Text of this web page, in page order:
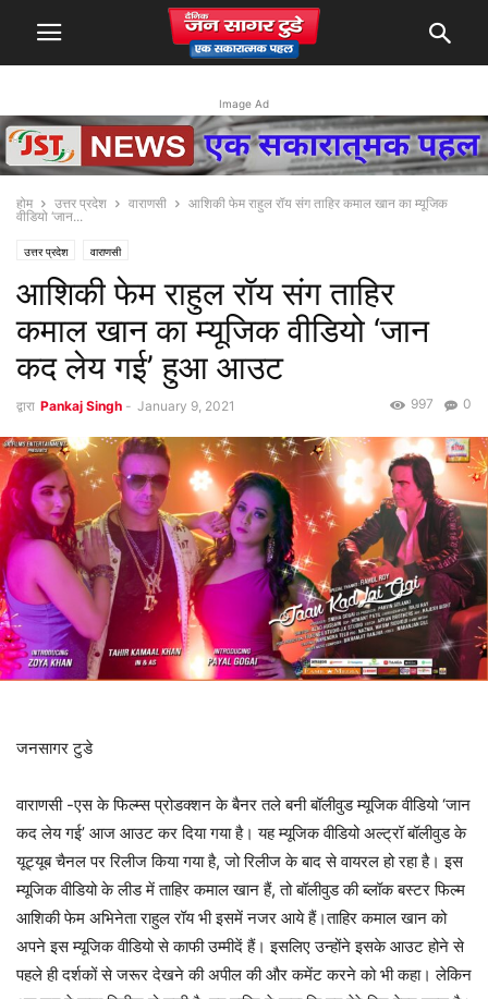
Image Ad
होम उत्तर प्रदेश वाराणसी
आशिकी फेम राहुल रॉय संग ताहिर कमाल खान का म्‍यूजिक
वीडियो ‘जान...
उत्तर प्रदेश वाराणसी
आशिकी फेम राहुल रॉय संग ताहिर
कमाल खान का म्‍यूजिक वीडियो ‘जान
कद लेय गई’ हुआ आउट
द्वारा Pankaj Singh - January 9, 2021 0
997
जनसागर टुडे
वाराणसी -एस के फिल्‍म्‍स प्रोडक्‍शन के बैनर तले बनी बॉलीवुड म्‍यूजिक वीडियो ‘जान
कद लेय गई’ आज आउट कर दिया गया है। यह म्‍यूजिक वीडियो अल्‍ट्रॉ बॉलीवुड के
यूट्यूब चैनल पर रिलीज किया गया है, जो रिलीज के बाद से वायरल हो रहा है। इस
म्‍यूजिक वीडियो के लीड में ताहिर कमाल खान हैं, तो बॉलीवुड की ब्‍लॉक बस्‍टर फिल्‍म
आशिकी फेम अभिनेता राहुल रॉय भी इसमें नजर आये हैं।ताहिर कमाल खान को
अपने इस म्‍यूजिक वीडियो से काफी उम्‍मीदें हैं। इसलिए उन्‍होंने इसके आउट होने से
पहले ही दर्शकों से जरूर देखने की अपील की और कमेंट करने को भी कहा। लेकिन